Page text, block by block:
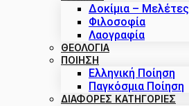
Δοκίμια – Μελέτες
Φιλοσοφία
Λαογραφία
ΘΕΟΛΟΓΙΑ
ΠΟΙΗΣΗ
Ελληνική Ποίηση
Παγκόσμια Ποίηση
ΔΙΑΦΟΡΕΣ ΚΑΤΗΓΟΡΙΕΣ